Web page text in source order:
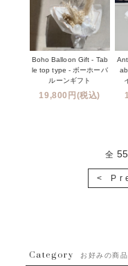
Boho Balloon Gift - Tab
le top type - ボーホーバ
ルーンギフト
19,800円(税込)
全 55
<
Category お好みの商